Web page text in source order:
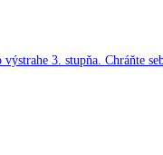
3. stupňa. Chráňte